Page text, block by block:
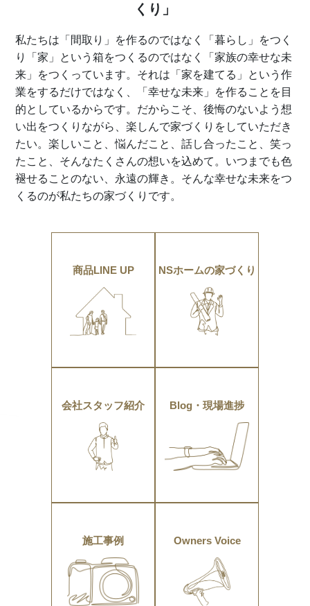
くり」
私たちは「間取り」を作るのではなく「暮らし」をつく
り「家」という箱をつくるのではなく「家族の幸せな未
来」をつくっています。それは「家を建てる」という作
業をするだけではなく、「幸せな未来」を作ることを目
的としているからです。だからこそ、後悔のないよう想
い出をつくりながら、楽しんで家づくりをしていただき
たい。楽しいこと、悩んだこと、話し合ったこと、笑っ
たこと、そんなたくさんの想いを込めて。いつまでも色
褪せることのない、永遠の輝き。そんな幸せな未来をつ
くるのが私たちの家づくりです。
商品LINE UP NSホームの家づくり
会社スタッフ紹介 Blog・現場進捗
施工事例 Owners Voice